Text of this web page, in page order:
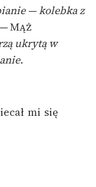
— kolebka z
Mąż
ukrytą w
mi się